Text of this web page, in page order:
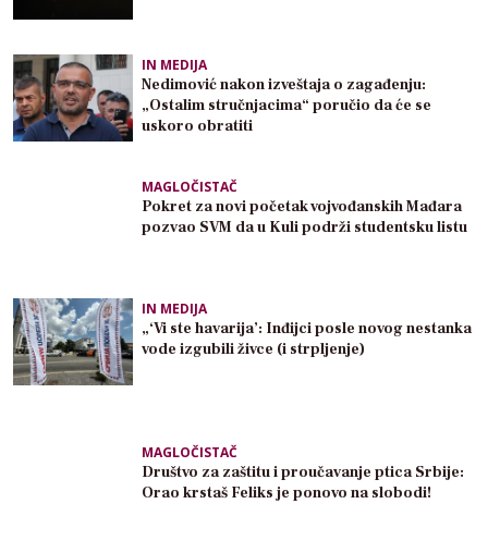
IN MEDIJA
Nedimović nakon izveštaja o zagađenju:
„Ostalim stručnjacima“ poručio da će se
uskoro obratiti
MAGLOČISTAČ
Pokret za novi početak vojvođanskih Mađara
pozvao SVM da u Kuli podrži studentsku listu
IN MEDIJA
„‘Vi ste havarija’: Inđijci posle novog nestanka
vode izgubili živce (i strpljenje)
MAGLOČISTAČ
Društvo za zaštitu i proučavanje ptica Srbije:
Orao krstaš Feliks je ponovo na slobodi!